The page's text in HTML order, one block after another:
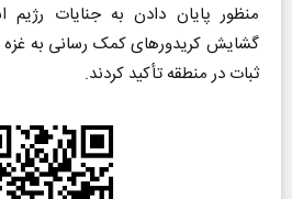
منظور پایان دادن به جنایات رژیم
گشایش کریدورهای کمک رسانی به
ثبات در منطقه تأکید کردند.